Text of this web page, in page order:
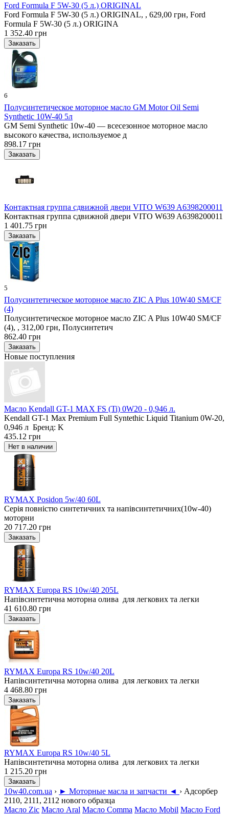
Ford Formula F 5W-30 (5 л.) ORIGINAL
Ford Formula F 5W-30 (5 л.) ORIGINAL, , 629,00 грн, Ford
Formula F 5W-30 (5 л.) ORIGINA
1 352.40 грн
6
Полусинтетическое моторное масло GM Motor Oil Semi
Synthetic 10W-40 5л
GM Semi Synthetic 10w-40 — всесезонное моторное масло
высокого качества, используемое д
898.17 грн
Контактная группа сдвижной двери VITO W639 A6398200011
Контактная группа сдвижной двери VITO W639 A6398200011
1 401.75 грн
5
Полусинтетическое моторное масло ZIC A Plus 10W40 SM/CF
(4)
Полусинтетическое моторное масло ZIC A Plus 10W40 SM/CF
(4), , 312,00 грн, Полусинтетич
862.40 грн
Новые поступления
Масло Kendall GT-1 MAX FS (Ti) 0W20 - 0,946 л.
Kendall GT-1 Max Premium Full Syntethic Liquid Titanium 0W-20,
0,946 л Бренд: K
435.12 грн
RYMAX Posidon 5w/40 60L
Серія повністю синтетичних та напівсинтетичних(10w-40)
моторни
20 717.20 грн
RYMAX Europa RS 10w/40 205L
Напівсинтетична моторна олива для легкових та легки
41 610.80 грн
RYMAX Europa RS 10w/40 20L
Напівсинтетична моторна олива для легкових та легки
4 468.80 грн
RYMAX Europa RS 10w/40 5L
Напівсинтетична моторна олива для легкових та легки
1 215.20 грн
10w40.com.ua › ► Моторные масла и запчасти ◄ › Адсорбер
2110, 2111, 2112 нового образца
Масло Zic Масло Aral Масло Comma Масло Mobil Масло Ford